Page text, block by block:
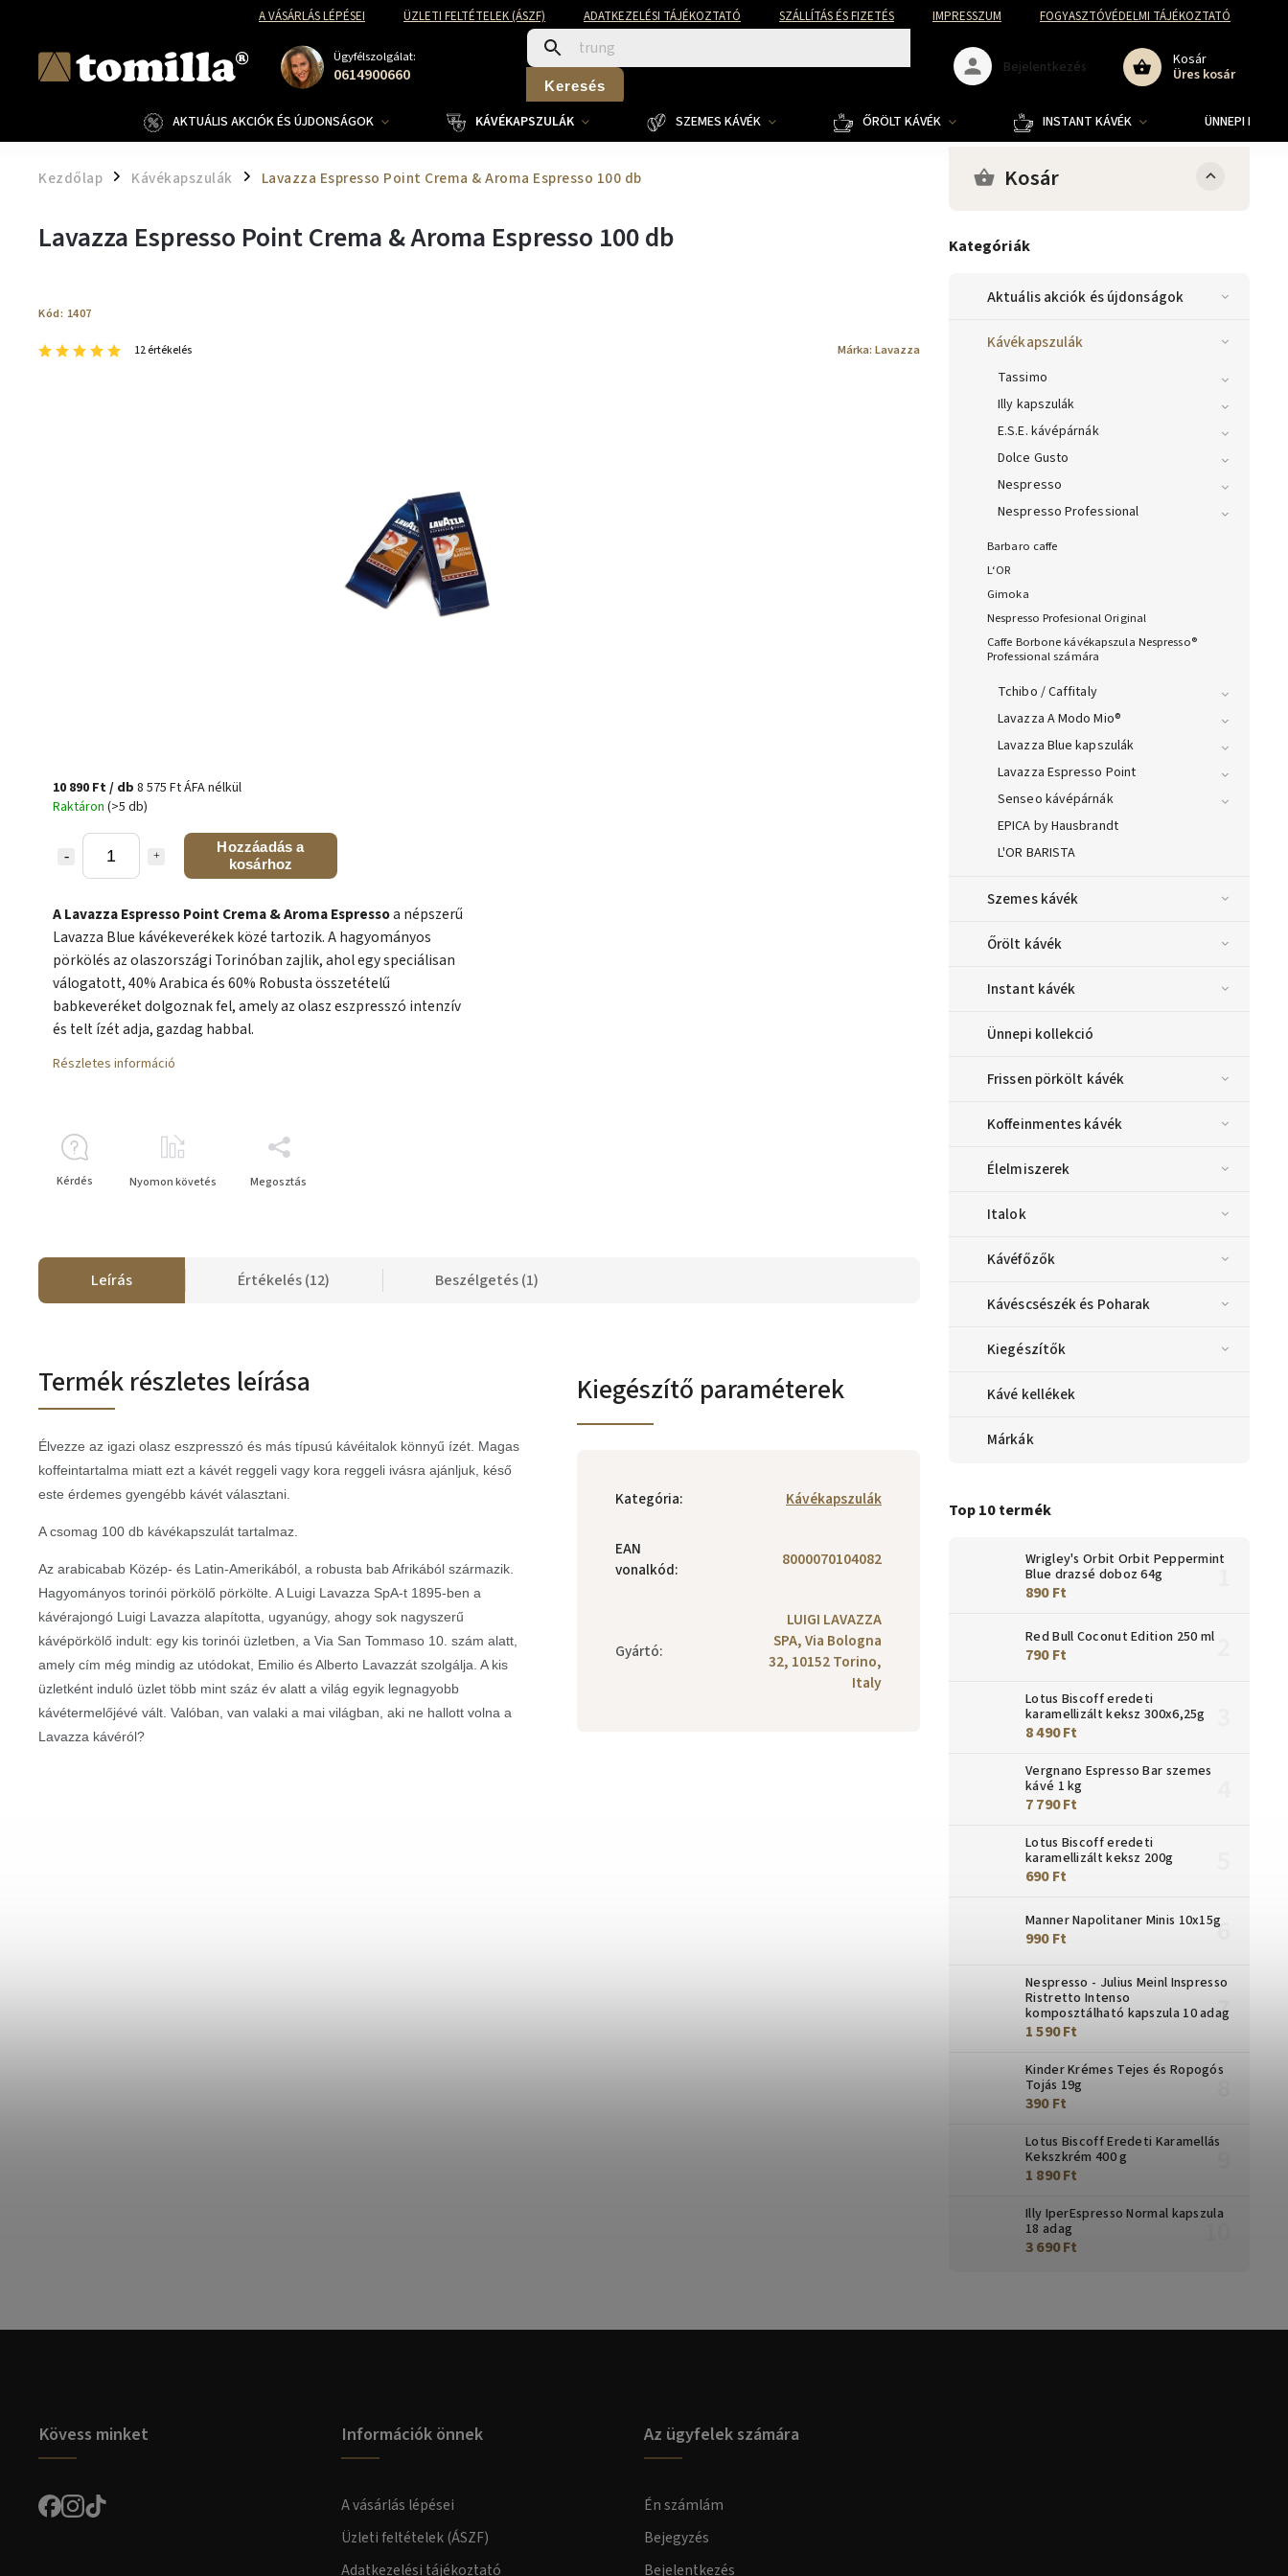
A VÁSÁRLÁS LÉPÉSEI ÜZLETI FELTÉTELEK (ÁSZF) ADATKEZELÉSI TÁJÉKOZTATÓ SZÁLLÍTÁS ÉS FIZETÉS IMPRESSZUM FOGYASZTÓVÉDELMI TÁJÉKOZTATÓ
Ügyfélszolgálat:
0614900660 Keresés
Kosár
Üres kosár
Bejelentkezés
AKTUÁLIS AKCIÓK ÉS ÚJDONSÁGOK KÁVÉKAPSZULÁK SZEMES KÁVÉK ŐRÖLT KÁVÉK INSTANT KÁVÉK ÜNNEPI
Kezdőlap / Kávékapszulák / Lavazza Espresso Point Crema & Aroma Espresso 100 db Kosár
Kategóriák
Aktuális akciók és újdonságok
Kávékapszulák
Tassimo
Illy kapszulák
E.S.E. kávépárnák
Dolce Gusto
Nespresso
Nespresso Professional
Barbaro caffe
L‘OR
Gimoka
Nespresso Profesional Original
Caffe Borbone kávékapszula Nespresso®
Professional számára
Tchibo / Caffitaly
Lavazza A Modo Mio®
Lavazza Blue kapszulák
Lavazza Espresso Point
Senseo kávépárnák
EPICA by Hausbrandt
L'OR BARISTA
Szemes kávék
Őrölt kávék
Instant kávék
Ünnepi kollekció
Frissen pörkölt kávék
Koffeinmentes kávék
Élelmiszerek
Italok
Kávéfőzők
Kávéscsészék és Poharak
Kiegészítők
Kávé kellékek
Márkák
Top 10 termék
Wrigley's Orbit Orbit Peppermint
Blue drazsé doboz 64g
890 Ft
Red Bull Coconut Edition 250 ml
790 Ft
Lotus Biscoff eredeti
karamellizált keksz 300x6,25g
8 490 Ft
Vergnano Espresso Bar szemes
kávé 1 kg
7 790 Ft
Lotus Biscoff eredeti
karamellizált keksz 200g
690 Ft
Manner Napolitaner Minis 10x15g
990 Ft
Nespresso - Julius Meinl Inspresso
Ristretto Intenso
komposztálható kapszula 10 adag
1 590 Ft
Kinder Krémes Tejes és Ropogós
Tojás 19g
390 Ft
Lotus Biscoff Eredeti Karamellás
Kekszkrém 400 g
1 890 Ft
Illy IperEspresso Normal kapszula
18 adag
3 690 Ft
Lavazza Espresso Point Crema & Aroma Espresso 100 db
Kód: 1407
12 értékelés Márka: Lavazza
10 890 Ft/ db 8 575 Ft ÁFA nélkül
Raktáron (>5 db)
Hozzáadás a
kosárhoz
A Lavazza Espresso Point Crema & Aroma Espressoa népszerű
Lavazza Blue kávékeverékek közé tartozik. A hagyományos
pörkölés az olaszországi Torinóban zajlik, ahol egy speciálisan
válogatott, 40% Arabica és 60% Robusta összetételű
babkeveréket dolgoznak fel, amely az olasz eszpresszó intenzív
és telt ízét adja, gazdag habbal.
Részletes információ
Kérdés Nyomon követés Megosztás
Leírás Értékelés (12) Beszélgetés (1)
Termék részletes leírása
Élvezze az igazi olasz eszpresszó és más típusú kávéitalok könnyű ízét. Magas
koffeintartalma miatt ezt a kávét reggeli vagy kora reggeli ivásra ajánljuk, késő
este érdemes gyengébb kávét választani.
A csomag 100 db kávékapszulát tartalmaz.
Az arabicabab Közép- és Latin-Amerikából, a robusta bab Afrikából származik.
Hagyományos torinói pörkölő pörkölte. A Luigi Lavazza SpA-t 1895-ben a
kávérajongó Luigi Lavazza alapította, ugyanúgy, ahogy sok nagyszerű
kávépörkölő indult: egy kis torinói üzletben, a Via San Tommaso 10. szám alatt,
amely cím még mindig az utódokat, Emilio és Alberto Lavazzát szolgálja. A kis
üzletként induló üzlet több mint száz év alatt a világ egyik legnagyobb
kávétermelőjévé vált. Valóban, van valaki a mai világban, aki ne hallott volna a
Lavazza kávéról?
Kiegészítő paraméterek
Kategória: Kávékapszulák
EAN
vonalkód: 8000070104082
Gyártó:
LUIGI LAVAZZA
SPA, Via Bologna
32, 10152 Torino,
Italy
Kövess minket Információk önnek
A vásárlás lépései
Üzleti feltételek (ÁSZF)
Adatkezelési tájékoztató
Az ügyfelek számára
Én számlám
Bejegyzés
Bejelentkezés